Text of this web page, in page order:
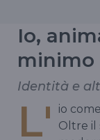
Io,
minimo
Identità e
L'
io
Oltre il